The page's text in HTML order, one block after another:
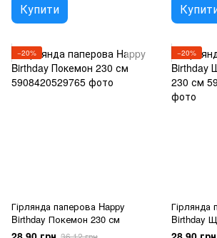
Купити
−20%
Гірлянда паперова Happy
Birthday Покемон 230 см
−20%
Гірлянда
Birthday
см